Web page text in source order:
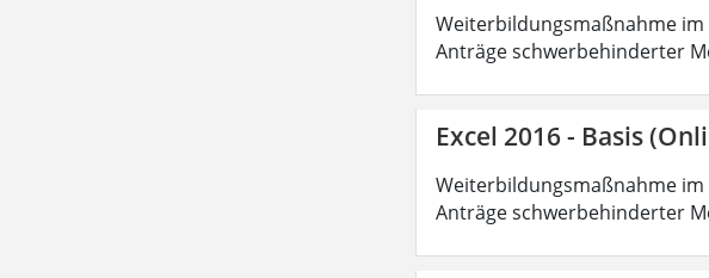
Weiterbildungsmaßnahme
Anträge schwerbehinderter
Excel 2016 - Basis
Weiterbildungsmaßnahme
Anträge schwerbehinderter